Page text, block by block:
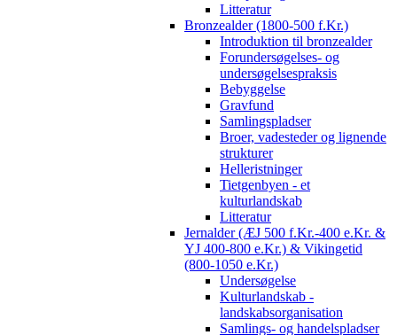
Litteratur
Bronzealder (1800-500 f.Kr.)
Introduktion til bronzealder
Forundersøgelses- og
undersøgelsespraksis
Bebyggelse
Gravfund
Samlingspladser
Broer, vadesteder og lignende
strukturer
Helleristninger
Tietgenbyen - et
kulturlandskab
Litteratur
Jernalder (ÆJ 500 f.Kr.-400 e.Kr. &
YJ 400-800 e.Kr.) & Vikingetid
(800-1050 e.Kr.)
Undersøgelse
Kulturlandskab -
landskabsorganisation
Samlings- og handelspladser